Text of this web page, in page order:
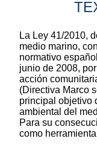
La Ley 41/2010,
medio marino,
normativo
junio de 2008,
acción
(Directiva Marco
principal objetivo
ambiental del
Para su
como